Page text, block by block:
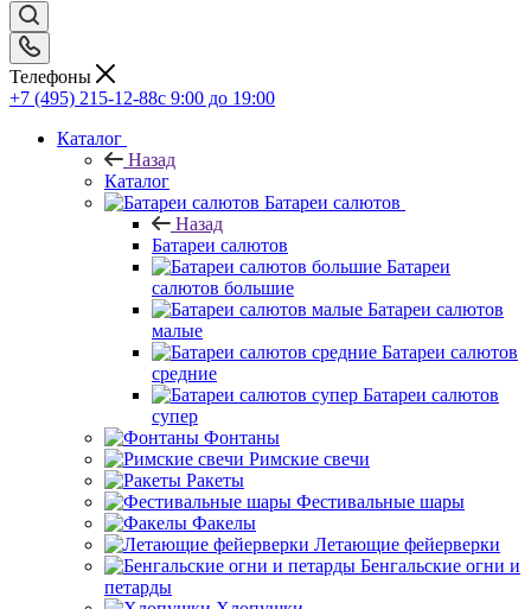
Телефоны
+7 (495) 215-12-88c 9:00 до 19:00
Каталог
Назад
Каталог
Батареи салютов
Назад
Батареи салютов
Батареи
салютов большие
Батареи салютов
малые
Батареи салютов
средние
Батареи салютов
супер
Фонтаны
Римские свечи
Ракеты
Фестивальные шары
Факелы
Летающие фейерверки
Бенгальские огни и
петарды